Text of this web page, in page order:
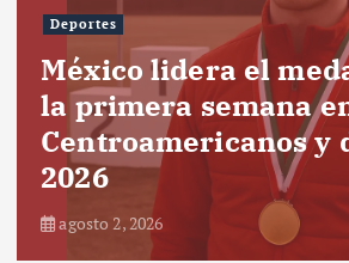
Deportes
México lidera el
la primera semana
Centroamericanos y
2026
agosto 2, 2026